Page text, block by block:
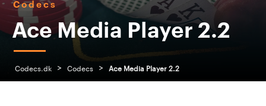
Codecs
Ace Media Player 2.2
Codecs.dk > Codecs > Ace Media Player 2.2